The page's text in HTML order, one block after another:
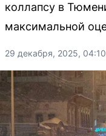
коллапсу в
максимальной
29 декабря, 2025, 04:10